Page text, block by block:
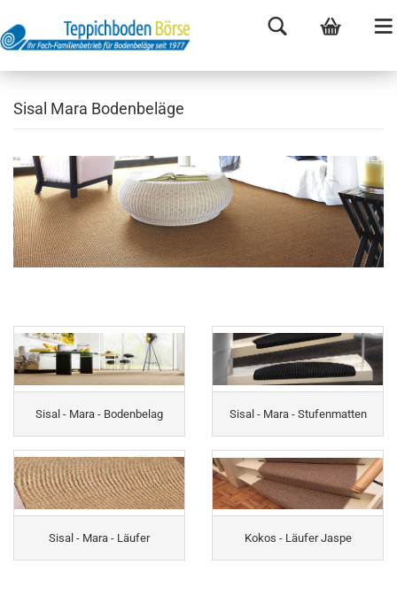
Sisal Mara Bodenbeläge
Sisal - Mara - Bodenbelag Sisal - Mara - Stufenmatten
Sisal - Mara - Läufer Kokos - Läufer Jaspe